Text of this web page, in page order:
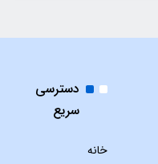
دسترسی
سریع
خانه